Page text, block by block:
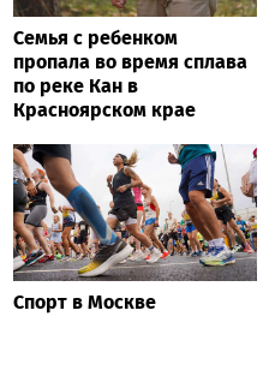
Семья с ребенком
пропала во время сплава
по реке Кан в
Красноярском крае
Спорт в Москве